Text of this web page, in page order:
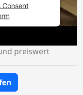
Consent
preiswert